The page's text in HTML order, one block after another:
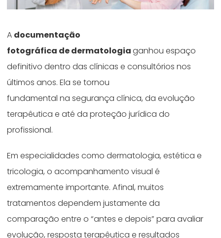
A documentação
fotográfica de dermatologiaganhou espaço
definitivo dentro das clínicas e consultórios nos
últimos anos. Ela se tornou
fundamental na segurança clínica, da evolução
terapêutica e até da proteção jurídica do
profissional.
Em especialidades como dermatologia, estética e
tricologia, o acompanhamento visual é
extremamente importante. Afinal, muitos
tratamentos dependem justamente da
comparação entre o “antes e depois” para avaliar
evolução, resposta terapêutica e resultados